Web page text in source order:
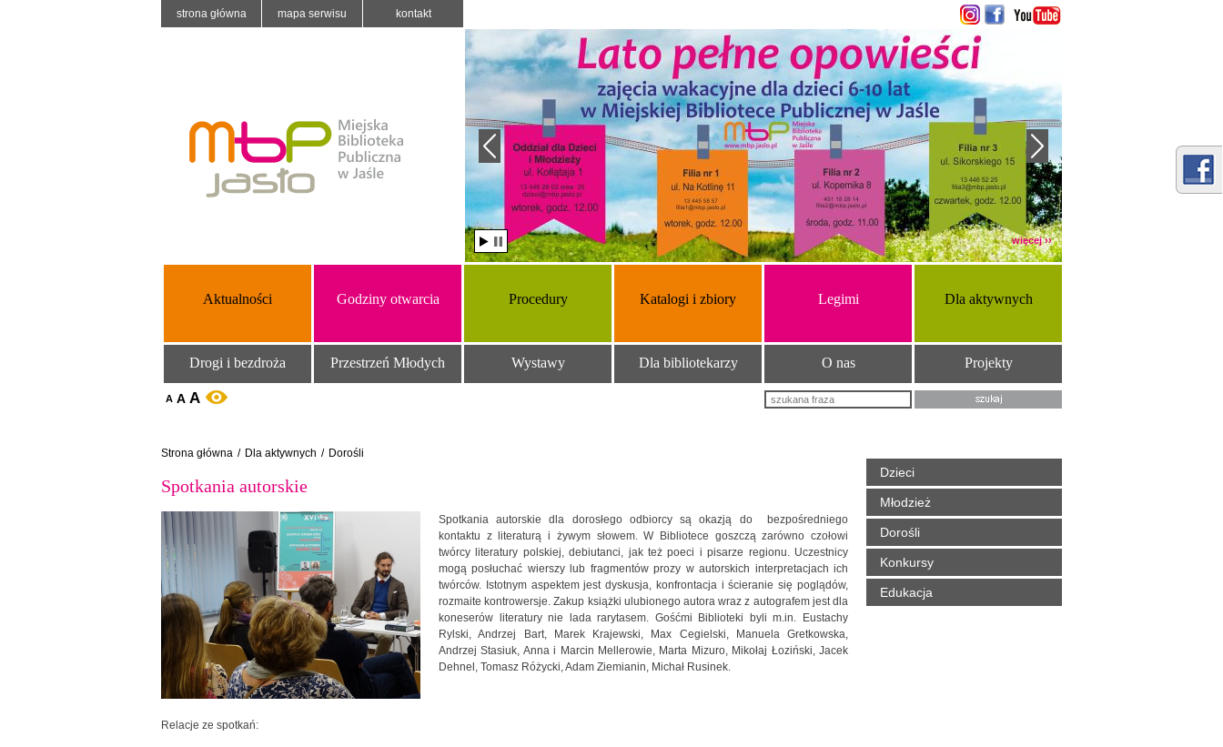
strona główna mapa serwisu kontakt
więcej ››
Aktualności Godziny otwarcia Procedury Katalogi i zbiory Legimi Dla aktywnych
Drogi i bezdroża Przestrzeń Młodych Wystawy Dla bibliotekarzy O nas Projekty
A A A WERSJA KONTRASTOWA
Strona główna / Dla aktywnych / Dorośli
Spotkania autorskie
Spotkania autorskie dla dorosłego odbiorcy są okazją do bezpośredniego
kontaktu z literaturą i żywym słowem. W Bibliotece goszczą zarówno czołowi
twórcy literatury polskiej, debiutanci, jak też poeci i pisarze regionu. Uczestnicy
mogą posłuchać wierszy lub fragmentów prozy w autorskich interpretacjach ich
twórców. Istotnym aspektem jest dyskusja, konfrontacja i ścieranie się poglądów,
rozmaite kontrowersje. Zakup książki ulubionego autora wraz z autografem jest dla
koneserów literatury nie lada rarytasem. Gośćmi Biblioteki byli m.in. Eustachy
Rylski, Andrzej Bart, Marek Krajewski, Max Cegielski, Manuela Gretkowska,
Andrzej Stasiuk, Anna i Marcin Mellerowie, Marta Mizuro, Mikołaj Łoziński, Jacek
Dehnel, Tomasz Różycki, Adam Ziemianin, Michał Rusinek.
Relacje ze spotkań:
Dzieci
Młodzież
Dorośli
Konkursy
Edukacja